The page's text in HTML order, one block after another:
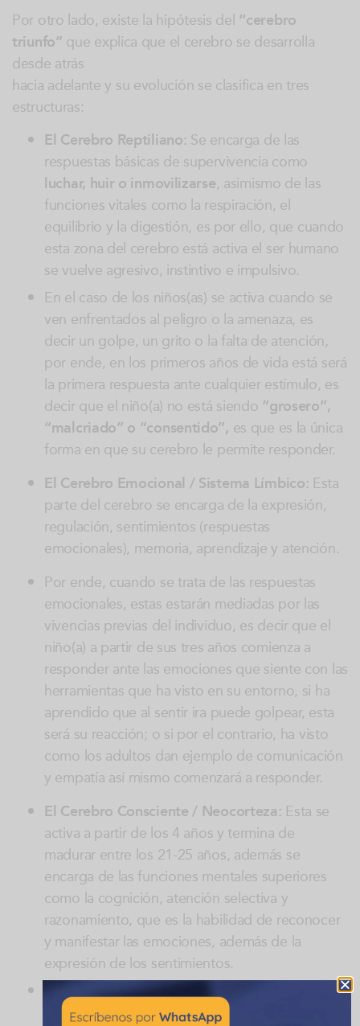
Por otro lado, existe la hipótesis del “cerebro
triunfo” que explica que el cerebro se desarrolla
desde atrás
hacia adelante y su evolución se clasifica en tres
estructuras:
El Cerebro Reptiliano: Se encarga de las
respuestas básicas de supervivencia como
luchar, huir o inmovilizarse, asimismo de las
funciones vitales como la respiración, el
equilibrio y la digestión, es por ello, que cuando
esta zona del cerebro está activa el ser humano
se vuelve agresivo, instintivo e impulsivo.
En el caso de los niños(as) se activa cuando se
ven enfrentados al peligro o la amenaza, es
decir un golpe, un grito o la falta de atención,
por ende, en los primeros años de vida está será
la primera respuesta ante cualquier estímulo, es
decir que el niño(a) no está siendo “grosero”,
“malcriado” o “consentido”, es que es la única
forma en que su cerebro le permite responder.
El Cerebro Emocional / Sistema Límbico: Esta
parte del cerebro se encarga de la expresión,
regulación, sentimientos (respuestas
emocionales), memoria, aprendizaje y atención.
Por ende, cuando se trata de las respuestas
emocionales, estas estarán mediadas por las
vivencias previas del individuo, es decir que el
niño(a) a partir de sus tres años comienza a
responder ante las emociones que siente con las
herramientas que ha visto en su entorno, si ha
aprendido que al sentir ira puede golpear, esta
será su reacción; o si por el contrario, ha visto
como los adultos dan ejemplo de comunicación
y empatía así mismo comenzará a responder.
El Cerebro Consciente / Neocorteza: Esta se
activa a partir de los 4 años y termina de
madurar entre los 21-25 años, además se
encarga de las funciones mentales superiores
como la cognición, atención selectiva y
razonamiento, que es la habilidad de reconocer
y manifestar las emociones, además de la
expresión de los sentimientos.
Es importante mencionar que la capacidad de
atribuir pensamientos e intenciones a otras